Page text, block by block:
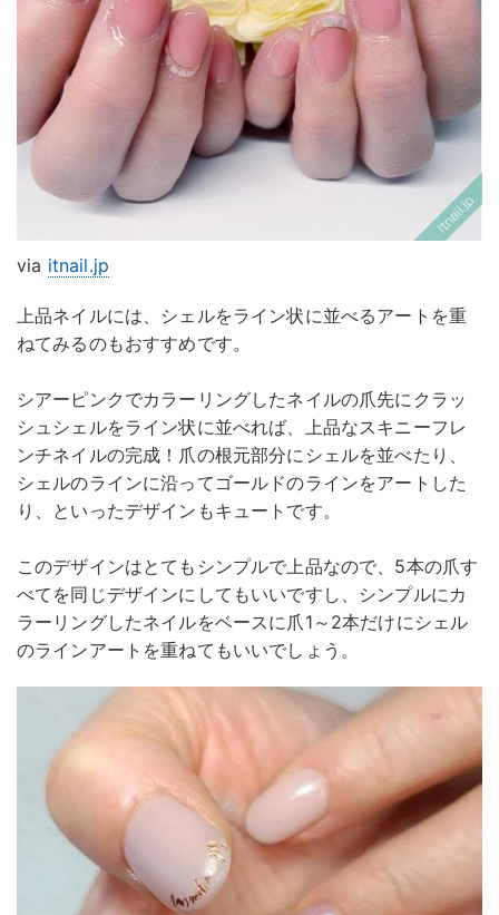
via itnail.jp
上品ネイルには、シェルをライン状に並べるアートを重
ねてみるのもおすすめです。
シアーピンクでカラーリングしたネイルの爪先にクラッ
シュシェルをライン状に並べれば、上品なスキニーフレ
ンチネイルの完成！爪の根元部分にシェルを並べたり、
シェルのラインに沿ってゴールドのラインをアートした
り、といったデザインもキュートです。
このデザインはとてもシンプルで上品なので、5本の爪す
べてを同じデザインにしてもいいですし、シンプルにカ
ラーリングしたネイルをベースに爪1～2本だけにシェル
のラインアートを重ねてもいいでしょう。